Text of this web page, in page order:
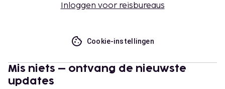
Inloggen voor reisbureaus
Cookie-instellingen
Mis niets – ontvang de nieuwste
updates